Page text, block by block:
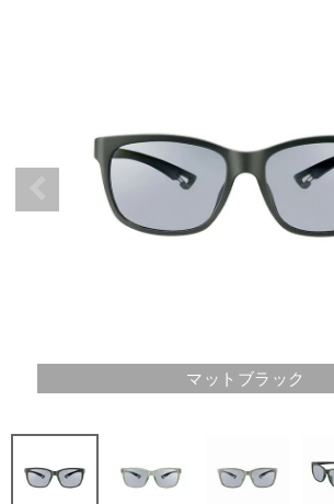
マットブラック